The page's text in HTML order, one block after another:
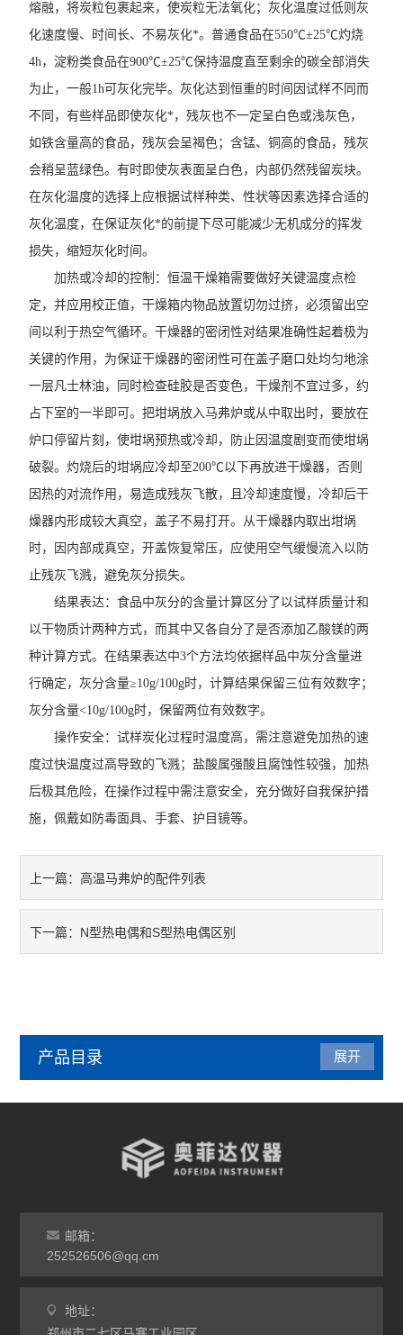
熔融，将炭粒包裹起来，使炭粒无法氧化；灰化温度过低则灰
化速度慢、时间长、不易灰化*。普通食品在550℃±25℃灼烧
4h，淀粉类食品在900℃±25℃保持温度直至剩余的碳全部消失
为止，一般1h可灰化完毕。灰化达到恒重的时间因试样不同而
不同，有些样品即使灰化*，残灰也不一定呈白色或浅灰色，
如铁含量高的食品，残灰会呈褐色；含锰、铜高的食品，残灰
会稍呈蓝绿色。有时即使灰表面呈白色，内部仍然残留炭块。
在灰化温度的选择上应根据试样种类、性状等因素选择合适的
灰化温度，在保证灰化*的前提下尽可能减少无机成分的挥发
损失，缩短灰化时间。
加热或冷却的控制：恒温干燥箱需要做好关键温度点检
定，并应用校正值，干燥箱内物品放置切勿过挤，必须留出空
间以利于热空气循环。干燥器的密闭性对结果准确性起着极为
关键的作用，为保证干燥器的密闭性可在盖子磨口处均匀地涂
一层凡士林油，同时检查硅胶是否变色，干燥剂不宜过多，约
占下室的一半即可。把坩埚放入马弗炉或从中取出时，要放在
炉口停留片刻，使坩埚预热或冷却，防止因温度剧变而使坩埚
破裂。灼烧后的坩埚应冷却至200℃以下再放进干燥器，否则
因热的对流作用，易造成残灰飞散，且冷却速度慢，冷却后干
燥器内形成较大真空，盖子不易打开。从干燥器内取出坩埚
时，因内部成真空，开盖恢复常压，应使用空气缓慢流入以防
止残灰飞溅，避免灰分损失。
结果表达：食品中灰分的含量计算区分了以试样质量计和
以干物质计两种方式，而其中又各自分了是否添加乙酸镁的两
种计算方式。在结果表达中3个方法均依据样品中灰分含量进
行确定，灰分含量≥10g/100g时，计算结果保留三位有效数字；
灰分含量<10g/100g时，保留两位有效数字。
操作安全：试样炭化过程时温度高，需注意避免加热的速
度过快温度过高导致的飞溅；盐酸属强酸且腐蚀性较强，加热
后极其危险，在操作过程中需注意安全，充分做好自我保护措
施，佩戴如防毒面具、手套、护目镜等。
上一篇： 高温马弗炉的配件列表
下一篇： N型热电偶和S型热电偶区别
产品目录
干燥箱
烘箱
工业电炉
展开
邮箱：
252526506@qq.cm
地址：